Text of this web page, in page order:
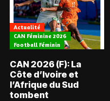
Actualité
CAN Féminine 2026
Football Féminin
CAN 2026 (F): La
Côte d’Ivoire et
l’Afrique du Sud
tombent